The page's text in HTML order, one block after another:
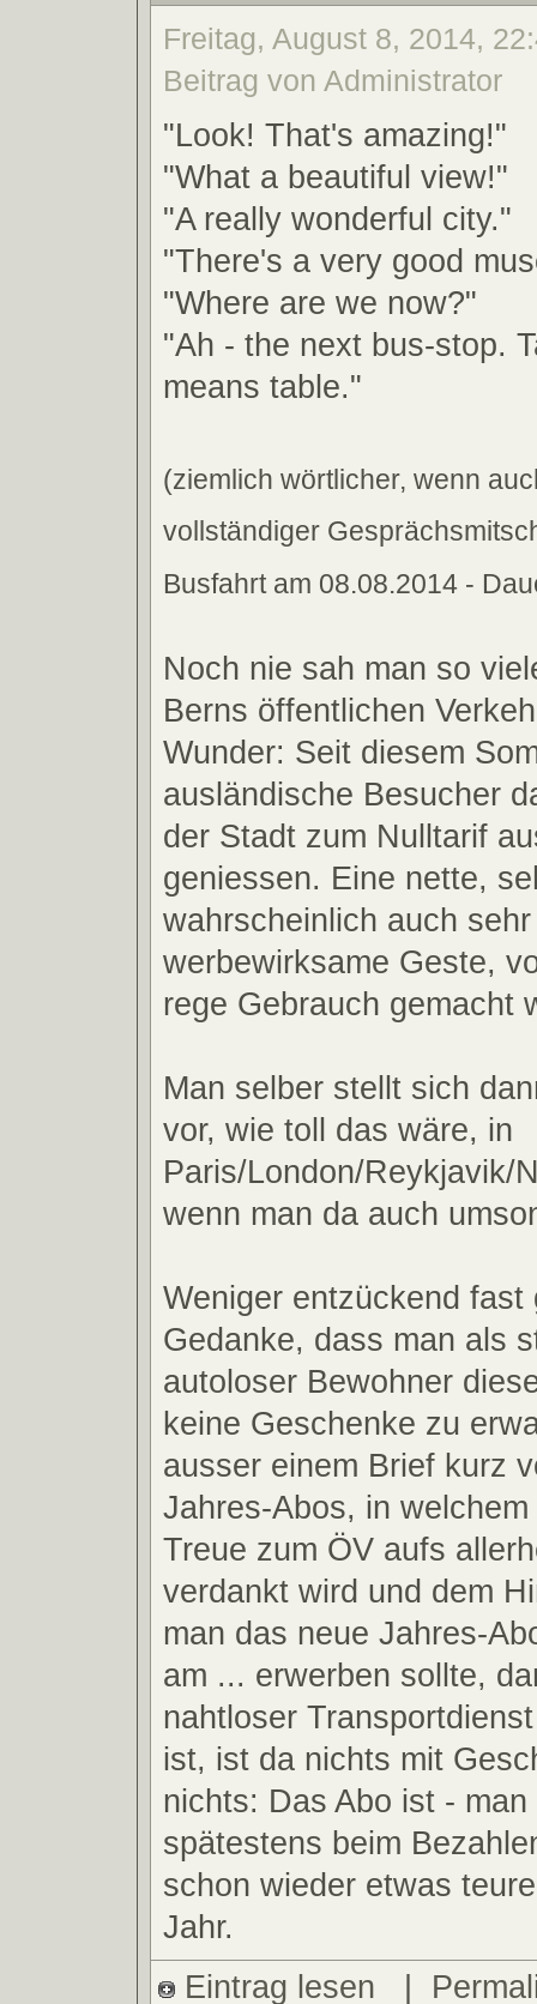
Freitag, August 8, 2014,
Beitrag von Administrator
"Look! That's amazing!"
"What a beautiful view!"
"A really wonderful city."
"There's a very good
"Where are we now?"
"Ah - the next bus-stop.
means table."
(ziemlich wörtlicher, wenn
vollständiger
Busfahrt am 08.08.2014 -
Noch nie sah man so
Berns öffentlichen
Wunder: Seit diesem
ausländische Besucher
der Stadt zum Nulltarif
geniessen. Eine nette,
wahrscheinlich auch sehr
werbewirksame Geste,
rege Gebrauch gemacht
Man selber stellt sich
vor, wie toll das wäre, in
Paris/London/Reykjavik/
wenn man da auch
Weniger entzückend fast
Gedanke, dass man als
autoloser Bewohner
keine Geschenke zu
ausser einem Brief kurz
Jahres-Abos, in
Treue zum ÖV aufs
verdankt wird und dem
man das neue Jahres-
am ... erwerben sollte,
nahtloser
ist, ist da nichts mit
nichts: Das Abo ist -
spätestens beim
schon wieder etwas
Jahr.
Eintrag lesen
|